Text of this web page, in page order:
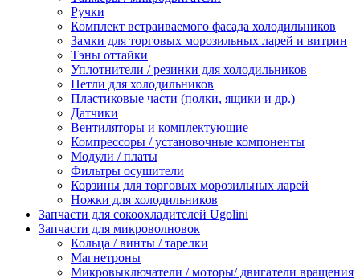
Ручки
Комплект встраиваемого фасада холодильников
Замки для торговых морозильных ларей и витрин
Тэны оттайки
Уплотнители / резинки для холодильников
Петли для холодильников
Пластиковые части (полки, ящики и др.)
Датчики
Вентиляторы и комплектующие
Компрессоры / установочные компоненты
Модули / платы
Фильтры осушители
Корзины для торговых морозильных ларей
Ножки для холодильников
Запчасти для сокоохладителей Ugolini
Запчасти для микроволновок
Кольца / винты / тарелки
Магнетроны
Микровыключатели / моторы/ двигатели вращения